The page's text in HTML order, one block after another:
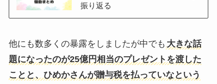
振り返る
他にも数多くの暴露をしましたが中でも 大きな話
題になったのが25億円相当のプレゼントを渡した
ことと、ひめかさんが贈与税を払っていなという